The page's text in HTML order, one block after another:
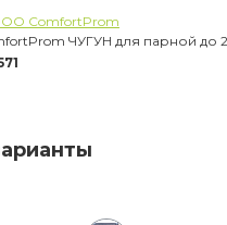
ComfortProm
ЧУГУН для парной до